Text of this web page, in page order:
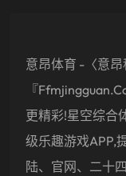
意昂体育 -〈意
『
更精彩!星空综合
级乐趣游戏APP,
陆、官网、二十